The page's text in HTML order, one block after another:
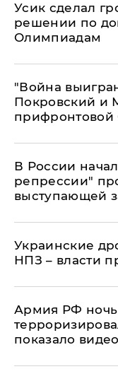
Усик сделал
решении по
Олимпиадам
"Война
Покровский и
прифронтовой
В России
репрессии"
выступающей
Украинские
НПЗ – власти
Армия РФ
показало видео